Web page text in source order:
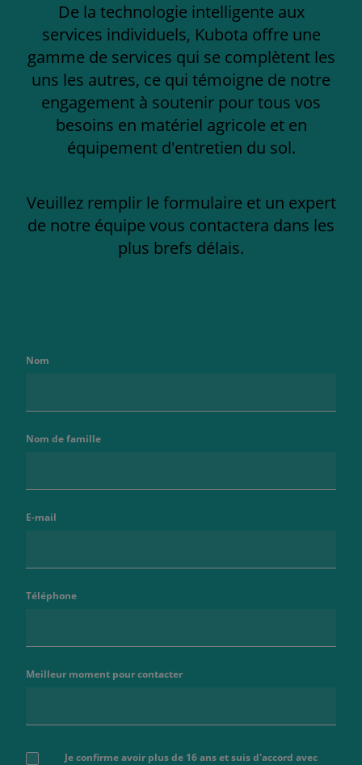
De la technologie intelligente aux
services individuels, Kubota offre une
gamme de services qui se complètent les
uns les autres, ce qui témoigne de notre
engagement à soutenir pour tous vos
besoins en matériel agricole et en
équipement d'entretien du sol.
Veuillez remplir le formulaire et un expert
de notre équipe vous contactera dans les
plus brefs délais.
Nom
Nom de famille
E-mail
Téléphone
Meilleur moment pour contacter
Je confirme avoir plus de 16 ans et suis d'accord avec